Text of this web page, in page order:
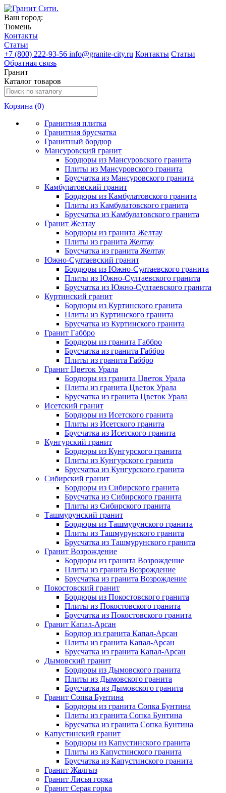
Ваш город:
Тюмень
Контакты
Статьи
+7 (800) 222-93-56 info@granite-city.ru Контакты Статьи
Обратная связь
Гранит
Каталог товаров
Корзина (0)
Гранитная плитка
Гранитная брусчатка
Гранитный бордюр
Мансуровский гранит
Бордюры из Мансуровского гранита
Плиты из Мансуровского гранита
Брусчатка из Мансуровского гранита
Камбулатовский гранит
Бордюры из Камбулатовского гранита
Плиты из Камбулатовского гранита
Брусчатка из Камбулатовского гранита
Гранит Желтау
Бордюры из гранита Желтау
Плиты из гранита Желтау
Брусчатка из гранита Желтау
Южно-Султаевский гранит
Бордюры из Южно-Султаевского гранита
Плиты из Южно-Султаевского гранита
Брусчатка из Южно-Султаевского гранита
Куртинский гранит
Бордюры из Куртинского гранита
Плиты из Куртинского гранита
Брусчатка из Куртинского гранита
Гранит Габбро
Бордюры из гранита Габбро
Брусчатка из гранита Габбро
Плиты из гранита Габбро
Гранит Цветок Урала
Бордюры из гранита Цветок Урала
Плиты из гранита Цветок Урала
Брусчатка из гранита Цветок Урала
Исетский гранит
Бордюры из Исетского гранита
Плиты из Исетского гранита
Брусчатка из Исетского гранита
Кунгурский гранит
Бордюры из Кунгурского гранита
Плиты из Кунгурского гранита
Брусчатка из Кунгурского гранита
Сибирский гранит
Бордюры из Сибирского гранита
Брусчатка из Сибирского гранита
Плиты из Сибирского гранита
Ташмурунский гранит
Бордюры из Ташмурунского гранита
Плиты из Ташмурунского гранита
Брусчатка из Ташмурунского гранита
Гранит Возрождение
Бордюры из гранита Возрождение
Плиты из гранита Возрождение
Брусчатка из гранита Возрождение
Покостовский гранит
Бордюры из Покостовского гранита
Плиты из Покостовского гранита
Брусчатка из Покостовского гранита
Гранит Капал-Арсан
Бордюр из гранита Капал-Арсан
Плиты из гранита Капал-Арсан
Брусчатка из гранита Капал-Арсан
Дымовский гранит
Бордюры из Дымовского гранита
Плиты из Дымовского гранита
Брусчатка из Дымовского гранита
Гранит Сопка Бунтина
Бордюры из гранита Сопка Бунтина
Плиты из гранита Сопка Бунтина
Брусчатка из гранита Сопка Бунтина
Капустинский гранит
Бордюры из Капустинского гранита
Плиты из Капустинского гранита
Брусчатка из Капустинского гранита
Гранит Жалгыз
Гранит Лисья горка
Гранит Серая горка